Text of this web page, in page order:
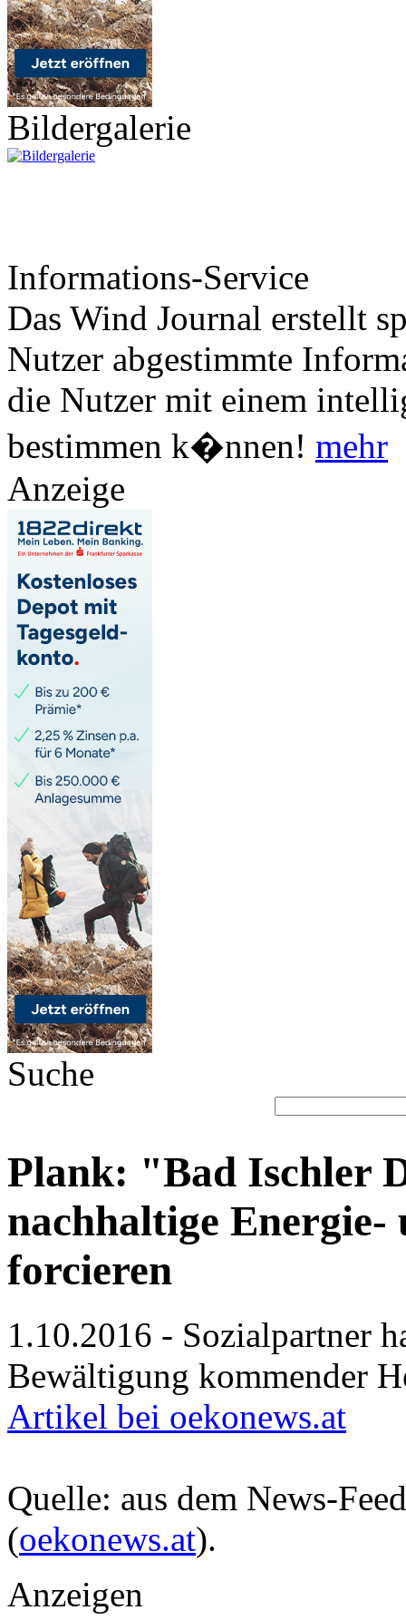
Bildergalerie
Informations-Service
Das Wind Journal erstellt
Nutzer abgestimmte
die Nutzer mit einem
bestimmen k�nnen! mehr
Anzeige
Suche
Plank: "Bad Ischler
nachhaltige
forcieren
1.10.2016 - Sozialpartner
Bewältigung kommender
Artikel bei oekonews.at
Quelle: aus dem News-
(oekonews.at).
Anzeigen